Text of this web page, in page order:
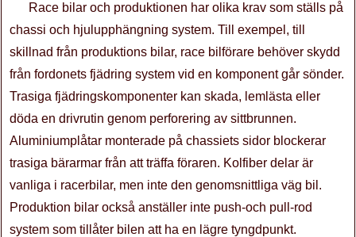
Race bilar och produktionen har olika krav som ställs på
chassi och hjulupphängning system. Till exempel, till
skillnad från produktions bilar, race bilförare behöver skydd
från fordonets fjädring system vid en komponent går sönder.
Trasiga fjädringskomponenter kan skada, lemlästa eller
döda en drivrutin genom perforering av sittbrunnen.
Aluminiumplåtar monterade på chassiets sidor blockerar
trasiga bärarmar från att träffa föraren. Kolfiber delar är
vanliga i racerbilar, men inte den genomsnittliga väg bil.
Produktion bilar också anställer inte push-och pull-rod
system som tillåter bilen att ha en lägre tyngdpunkt.